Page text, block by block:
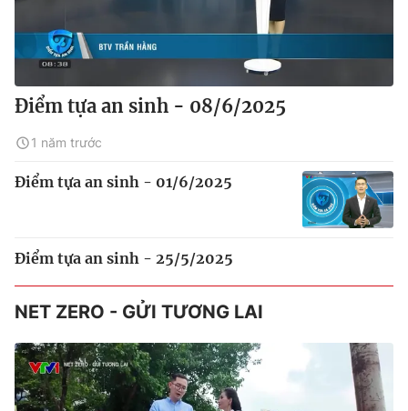
Điểm tựa an sinh - 08/6/2025
1 năm trước
Điểm tựa an sinh - 01/6/2025
Điểm tựa an sinh - 25/5/2025
NET ZERO - GỬI TƯƠNG LAI